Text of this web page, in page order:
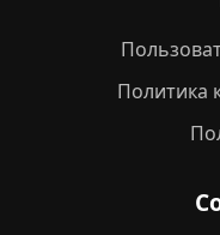
Политика